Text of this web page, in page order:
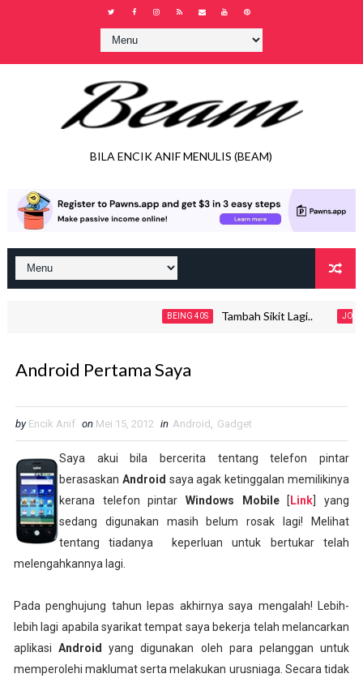
BILA ENCIK ANIF MENULIS (BEAM)
BEING 40S Tambah Sikit Lagi.. JOHOR
Android Pertama Saya
by Encik Anif on Mei 15, 2012 in Android , Gadget
Saya akui bila bercerita tentang telefon pintar
berasaskan Android saya agak ketinggalan memilikinya
kerana telefon pintar Windows Mobile[ Link ] yang
sedang digunakan masih belum rosak lagi! Melihat
tentang tiadanya keperluan untuk bertukar telah
melengahkannya lagi.
Pada penghujung tahun lepas akhirnya saya mengalah! Lebih-
lebih lagi apabila syarikat tempat saya bekerja telah melancarkan
aplikasiAndroid
yang digunakan oleh para pelanggan untuk
memperolehi maklumat serta melakukan urusniaga. Secara tidak